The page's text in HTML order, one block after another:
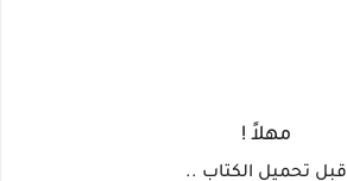
مهلاً !
قبل تحميل الكتاب ..